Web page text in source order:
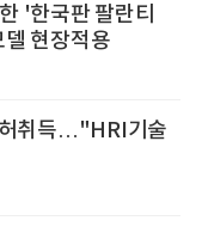
'한국판 팔란티
델 현장적용
취득…"HRI기술